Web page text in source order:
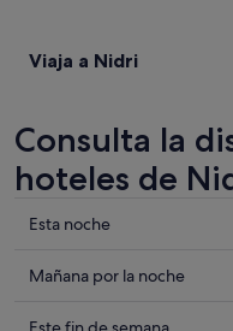
Viaja a Nidri
Consulta la
hoteles de
Comprueba
precios
Nidri
Esta noche
Comprueba
Mañana por la noche